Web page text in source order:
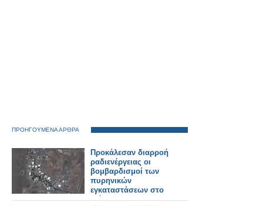
ΠΡΟΗΓΟΥΜΕΝΑ ΑΡΘΡΑ
Προκάλεσαν διαρροή
ραδιενέργειας οι
βομβαρδισμοί των
πυρηνικών
εγκαταστάσεων στο
Ιράν;